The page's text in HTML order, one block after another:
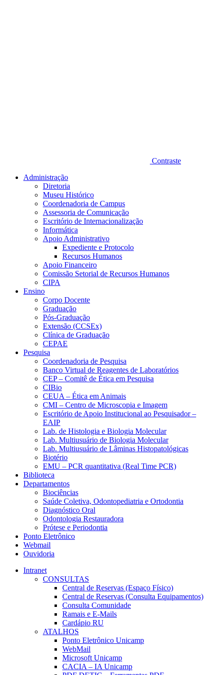
Contraste
Administração
Diretoria
Museu Histórico
Coordenadoria de Campus
Assessoria de Comunicação
Escritório de Internacionalização
Informática
Apoio Administrativo
Expediente e Protocolo
Recursos Humanos
Apoio Financeiro
Comissão Setorial de Recursos Humanos
CIPA
Ensino
Corpo Docente
Graduação
Pós-Graduação
Extensão (CCSEx)
Clínica de Graduação
CEPAE
Pesquisa
Coordenadoria de Pesquisa
Banco Virtual de Reagentes de Laboratórios
CEP – Comitê de Ética em Pesquisa
CIBio
CEUA – Ética em Animais
CMI – Centro de Microscopia e Imagem
Escritório de Apoio Institucional ao Pesquisador –
EAIP
Lab. de Histologia e Biologia Molecular
Lab. Multiusuário de Biologia Molecular
Lab. Multiusuário de Lâminas Histopatológicas
Biotério
EMU – PCR quantitativa (Real Time PCR)
Biblioteca
Departamentos
Biociências
Saúde Coletiva, Odontopediatria e Ortodontia
Diagnóstico Oral
Odontologia Restauradora
Prótese e Periodontia
Ponto Eletrônico
Webmail
Ouvidoria
Intranet
CONSULTAS
Central de Reservas (Espaço Físico)
Central de Reservas (Consulta Equipamentos)
Consulta Comunidade
Ramais e E-Mails
Cardápio RU
ATALHOS
Ponto Eletrônico Unicamp
WebMail
Microsoft Unicamp
CACIA – IA Unicamp